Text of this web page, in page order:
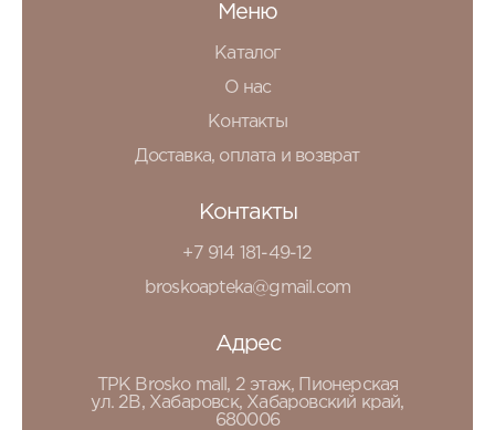
Меню
Каталог
О нас
Контакты
Доставка, оплата и возврат
Контакты
+7 914 181-49-12
broskoapteka@gmail.com
Адрес
ТРК Brosko mall, 2 этаж, Пионерская
ул. 2В, Хабаровск, Хабаровский край,
680006